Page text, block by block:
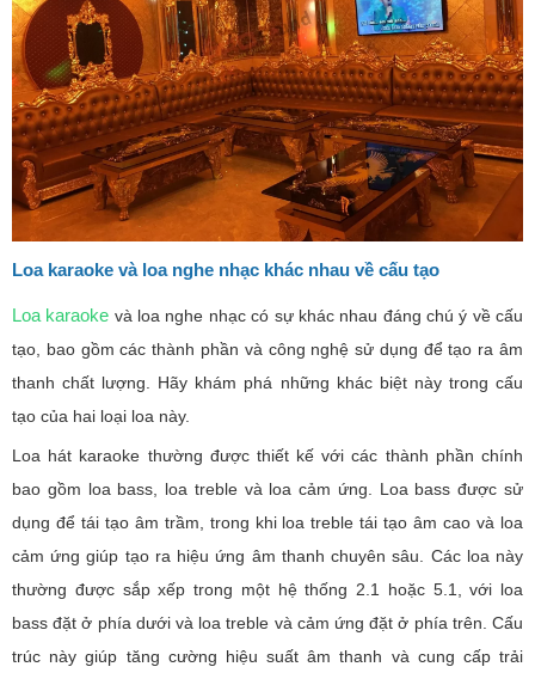
Loa karaoke và loa nghe nhạc khác nhau về cấu tạo
Loa karaoke và loa nghe nhạc có sự khác nhau đáng chú ý về cấu
tạo, bao gồm các thành phần và công nghệ sử dụng để tạo ra âm
thanh chất lượng. Hãy khám phá những khác biệt này trong cấu
tạo của hai loại loa này.
Loa hát karaoke thường được thiết kế với các thành phần chính
bao gồm loa bass, loa treble và loa cảm ứng. Loa bass được sử
dụng để tái tạo âm trầm, trong khi loa treble tái tạo âm cao và loa
cảm ứng giúp tạo ra hiệu ứng âm thanh chuyên sâu. Các loa này
thường được sắp xếp trong một hệ thống 2.1 hoặc 5.1, với loa
bass đặt ở phía dưới và loa treble và cảm ứng đặt ở phía trên. Cấu
trúc này giúp tăng cường hiệu suất âm thanh và cung cấp trải